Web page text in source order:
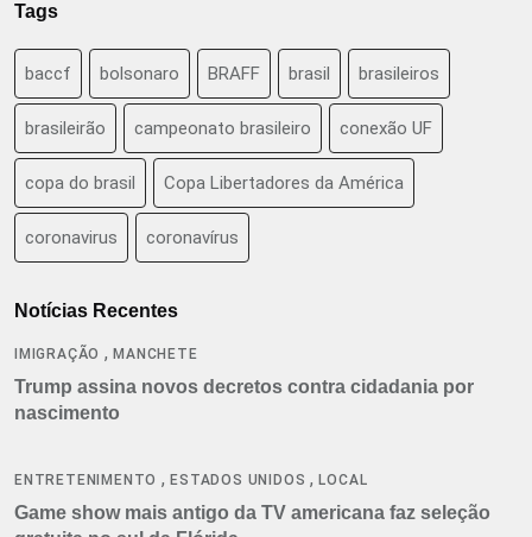
Tags
baccf bolsonaro BRAFF brasil brasileiros
brasileirão campeonato brasileiro conexão UF
copa do brasil Copa Libertadores da América
coronavirus coronavírus
Notícias Recentes
IMIGRAÇÃO ,MANCHETE
Trump assina novos decretos contra cidadania por
nascimento
ENTRETENIMENTO ,ESTADOS UNIDOS ,LOCAL
Game show mais antigo da TV americana faz seleção